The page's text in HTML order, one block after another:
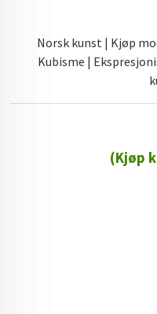
Norsk kunst | Kjøp
Kubisme |
(Kjøp